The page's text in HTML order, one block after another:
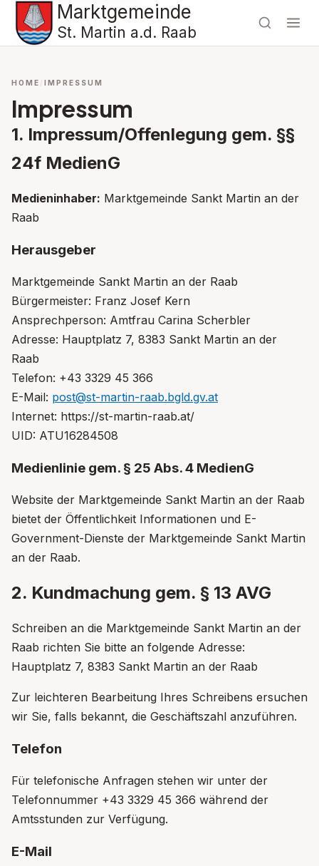
Marktgemeinde
St. Martin a.d. Raab
HOME IMPRESSUM
Impressum
1. Impressum/Offenlegung gem. §§
24f MedienG
Medieninhaber: Marktgemeinde Sankt Martin an der
Raab
Herausgeber
Marktgemeinde Sankt Martin an der Raab
Bürgermeister: Franz Josef Kern
Ansprechperson: Amtfrau Carina Scherbler
Adresse: Hauptplatz 7, 8383 Sankt Martin an der
Raab
Telefon: +43 3329 45 366
E-Mail: post@st-martin-raab.bgld.gv.at
Internet: https://st-martin-raab.at/
UID: ATU16284508
Medienlinie gem. § 25 Abs. 4 MedienG
Website der Marktgemeinde Sankt Martin an der Raab
bietet der Öffentlichkeit Informationen und E-
Government-Dienste der Marktgemeinde Sankt Martin
an der Raab.
2. Kundmachung gem. § 13 AVG
Schreiben an die Marktgemeinde Sankt Martin an der
Raab richten Sie bitte an folgende Adresse:
Hauptplatz 7, 8383 Sankt Martin an der Raab
Zur leichteren Bearbeitung Ihres Schreibens ersuchen
wir Sie, falls bekannt, die Geschäftszahl anzuführen.
Telefon
Für telefonische Anfragen stehen wir unter der
Telefonnummer +43 3329 45 366 während der
Amtsstunden zur Verfügung.
E-Mail